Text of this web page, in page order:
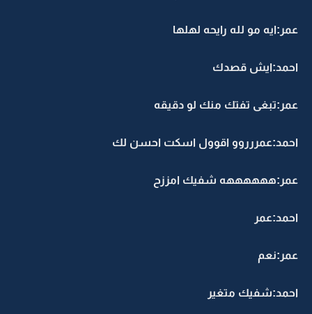
عمر:ايه مو لله رايحه لهلها
احمد:ايش قصدك
عمر:تبغى تفتك منك لو دقيقه
احمد:عمررروو اقوول اسكت احسن لك
عمر:ههههههه شفيك امززح
احمد:عمر
عمر:نعم
احمد:شفيك متغير